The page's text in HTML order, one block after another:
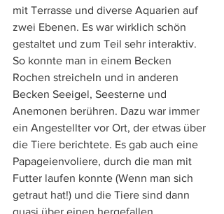
mit Terrasse und diverse Aquarien auf
zwei Ebenen. Es war wirklich schön
gestaltet und zum Teil sehr interaktiv.
So konnte man in einem Becken
Rochen streicheln und in anderen
Becken Seeigel, Seesterne und
Anemonen berühren. Dazu war immer
ein Angestellter vor Ort, der etwas über
die Tiere berichtete. Es gab auch eine
Papageienvoliere, durch die man mit
Futter laufen konnte (Wenn man sich
getraut hat!) und die Tiere sind dann
quasi über einen hergefallen.